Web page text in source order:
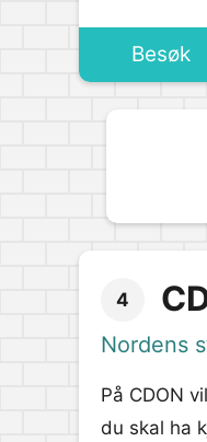
Besøk
4
Nordens
På CDON
du skal ha